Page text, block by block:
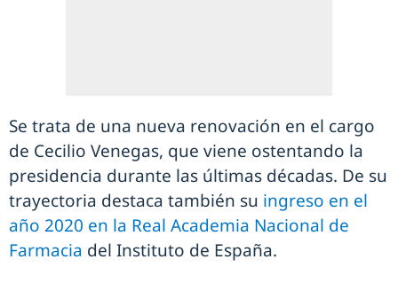
Se trata de una nueva renovación en el cargo
de Cecilio Venegas, que viene ostentando la
presidencia durante las últimas décadas. De su
trayectoria destaca también su ingreso en el
año 2020 en la Real Academia Nacional de
Farmacia del Instituto de España.